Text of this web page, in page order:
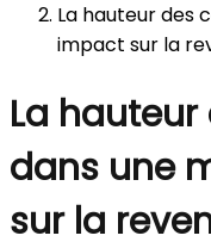
La hauteur des
impact sur la
La
dans une
sur la